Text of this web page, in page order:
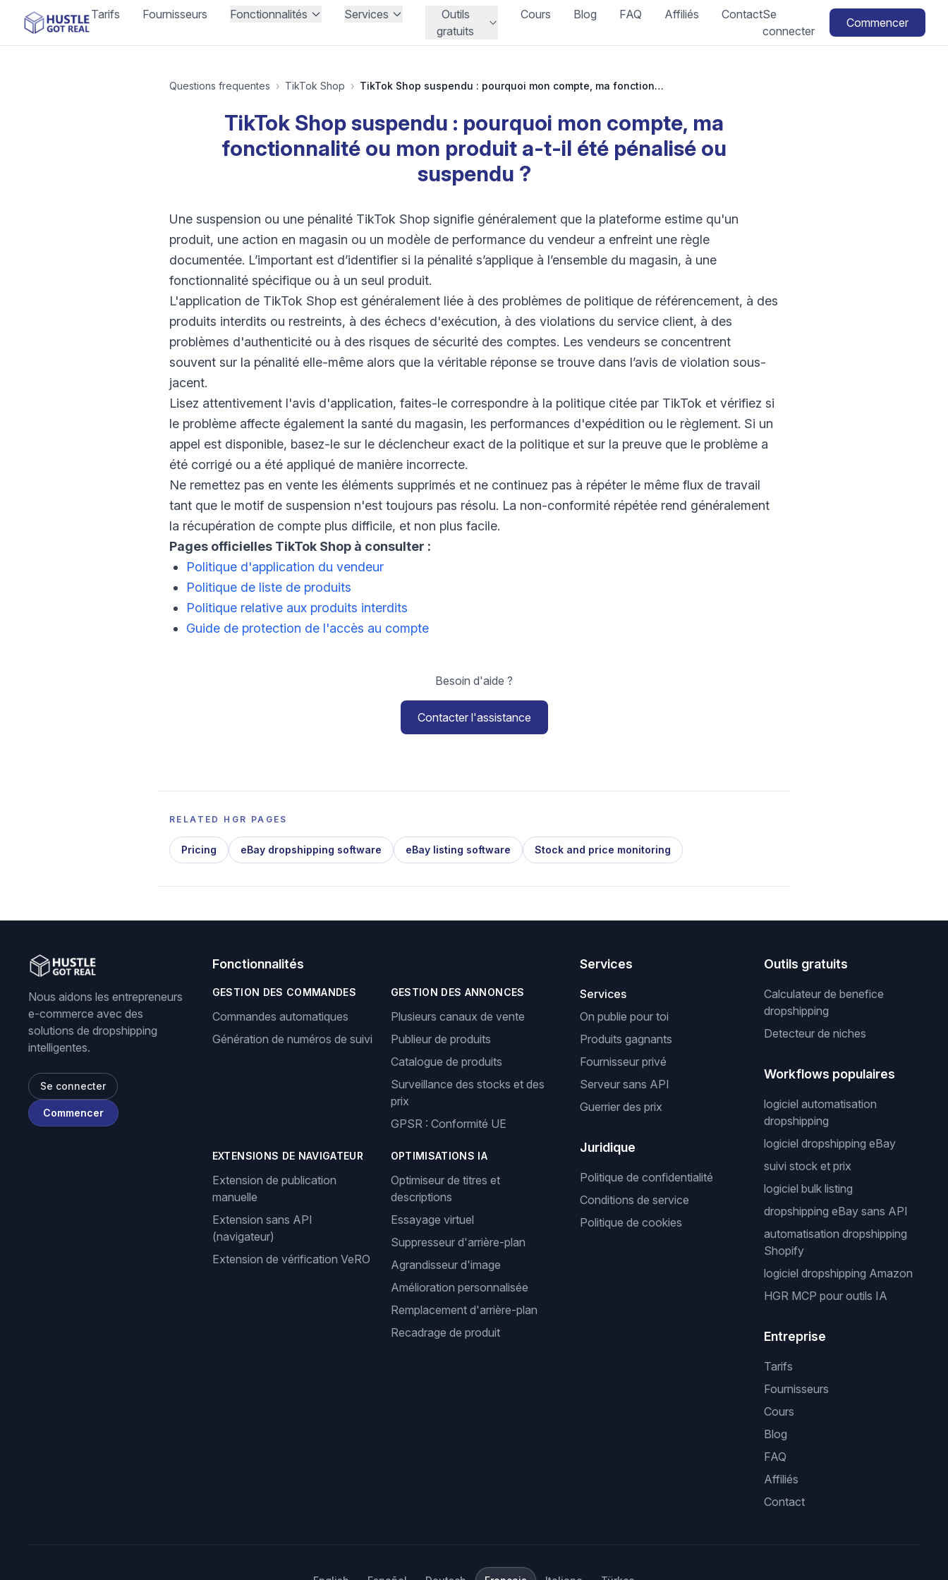
Tarifs Fournisseurs Fonctionnalités Services
Outils
gratuits
Cours Blog FAQ Affiliés ContactSe
connecter
Commencer
Questions frequentes › TikTok Shop › TikTok Shop suspendu : pourquoi mon compte, ma fonctionnalité ou mon produit a-t-il été pénalisé ou suspendu ?
TikTok Shop suspendu : pourquoi mon compte, ma
fonctionnalité ou mon produit a-t-il été pénalisé ou
suspendu ?
Une suspension ou une pénalité TikTok Shop signifie généralement que la plateforme estime qu'un
produit, une action en magasin ou un modèle de performance du vendeur a enfreint une règle
documentée. L’important est d’identifier si la pénalité s’applique à l’ensemble du magasin, à une
fonctionnalité spécifique ou à un seul produit.
L'application de TikTok Shop est généralement liée à des problèmes de politique de référencement, à des
produits interdits ou restreints, à des échecs d'exécution, à des violations du service client, à des
problèmes d'authenticité ou à des risques de sécurité des comptes. Les vendeurs se concentrent
souvent sur la pénalité elle-même alors que la véritable réponse se trouve dans l’avis de violation sous-
jacent.
Lisez attentivement l'avis d'application, faites-le correspondre à la politique citée par TikTok et vérifiez si
le problème affecte également la santé du magasin, les performances d'expédition ou le règlement. Si un
appel est disponible, basez-le sur le déclencheur exact de la politique et sur la preuve que le problème a
été corrigé ou a été appliqué de manière incorrecte.
Ne remettez pas en vente les éléments supprimés et ne continuez pas à répéter le même flux de travail
tant que le motif de suspension n'est toujours pas résolu. La non-conformité répétée rend généralement
la récupération de compte plus difficile, et non plus facile.
Pages officielles TikTok Shop à consulter :
Politique d'application du vendeur
Politique de liste de produits
Politique relative aux produits interdits
Guide de protection de l'accès au compte
Besoin d'aide ?
Contacter l'assistance
RELATED HGR PAGES
Pricing eBay dropshipping software eBay listing software Stock and price monitoring
Nous aidons les entrepreneurs
e-commerce avec des
solutions de dropshipping
intelligentes.
Se connecter
Commencer
Fonctionnalités
GESTION DES COMMANDES
Commandes automatiques
Génération de numéros de suivi
GESTION DES ANNONCES
Plusieurs canaux de vente
Publieur de produits
Catalogue de produits
Surveillance des stocks et des
prix
GPSR : Conformité UE
EXTENSIONS DE NAVIGATEUR
Extension de publication
manuelle
Extension sans API
(navigateur)
Extension de vérification VeRO
OPTIMISATIONS IA
Optimiseur de titres et
descriptions
Essayage virtuel
Suppresseur d'arrière-plan
Agrandisseur d'image
Amélioration personnalisée
Remplacement d'arrière-plan
Recadrage de produit
Services
Services
On publie pour toi
Produits gagnants
Fournisseur privé
Serveur sans API
Guerrier des prix
Juridique
Politique de confidentialité
Conditions de service
Politique de cookies
Outils gratuits
Calculateur de benefice
dropshipping
Detecteur de niches
Workflows populaires
logiciel automatisation
dropshipping
logiciel dropshipping eBay
suivi stock et prix
logiciel bulk listing
dropshipping eBay sans API
automatisation dropshipping
Shopify
logiciel dropshipping Amazon
HGR MCP pour outils IA
Entreprise
Tarifs
Fournisseurs
Cours
Blog
FAQ
Affiliés
Contact